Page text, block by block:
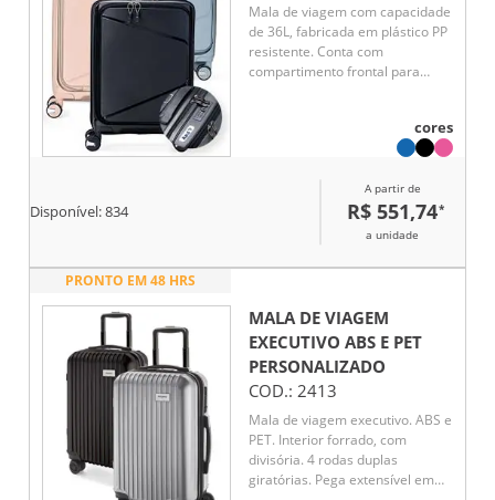
Mala de viagem com capacidade
de 36L, fabricada em plástico PP
resistente. Conta com
compartimento frontal para
compressora. Possui puxador
ergonômico ajustável, alça de
silenciosas com giro 360° para
facilitar a locomoção.
cores
Disponível:834
A partir de
R$ 551,74*
a unidade
PRONTO EM 48 HRS
MALA DE VIAGEM
EXECUTIVO ABS E PET
PERSONALIZADO
COD.: 2413
Mala de viagem executivo. ABS e
PET. Interior forrado, com
divisória. 4 rodas duplas
giratórias. Pega extensível em